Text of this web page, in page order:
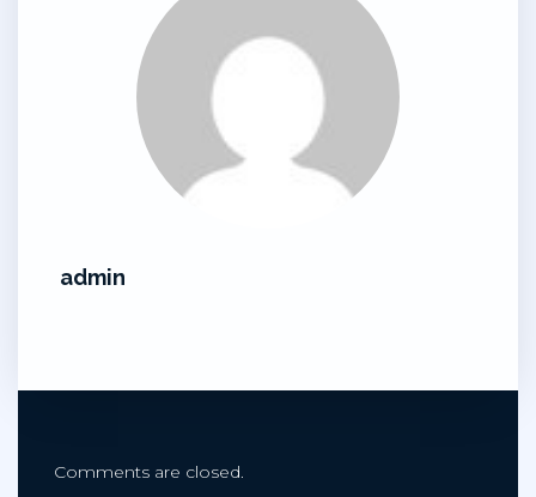
admin
Comments are closed.